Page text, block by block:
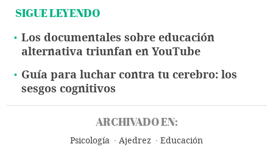
SIGUE LEYENDO
Los documentales sobre educación
alternativa triunfan en YouTube
Guía para luchar contra tu cerebro: los
sesgos cognitivos
ARCHIVADO EN:
Psicología Ajedrez Educación